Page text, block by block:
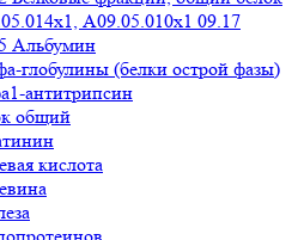
А09.05.010х1 09.17
Альбумин
глобулины (белки острой фазы)
антитрипсин
общий
кислота